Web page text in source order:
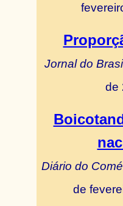
Jornal do
de
Diário do
de